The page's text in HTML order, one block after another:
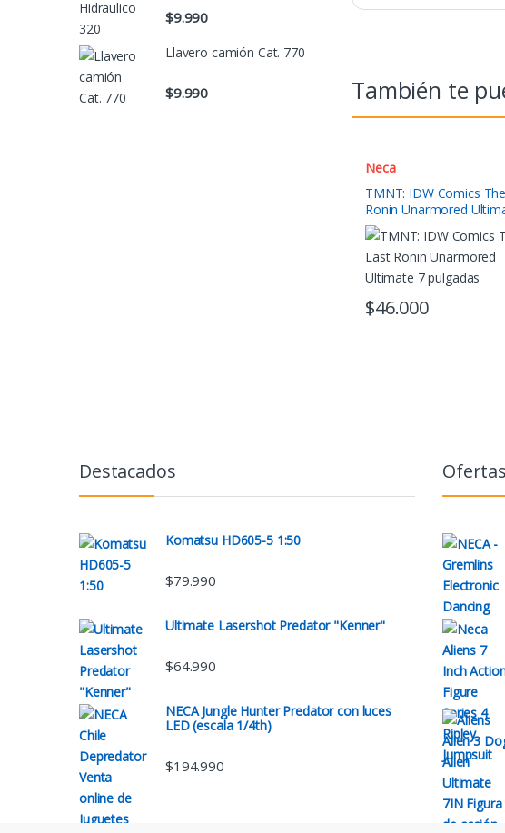
También te
Neca
TMNT: IDW Comics
Ronin Unarmored
pulgadas
$46.000
$9.990
Llavero camión Cat. 770
$9.990
Destacados
Komatsu HD605-5 1:50
$79.990
Ultimate Lasershot Predator "Kenner"
$64.990
NECA Jungle Hunter Predator con luces
LED (escala 1/4th)
$194.990
Ofertas